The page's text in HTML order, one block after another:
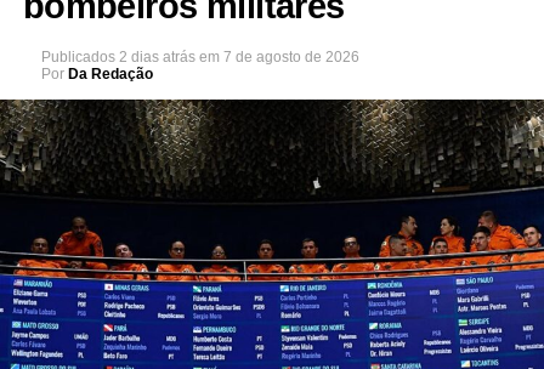
Publicados 2 dias atrás em 7 de agosto de 2026
Por Da Redação